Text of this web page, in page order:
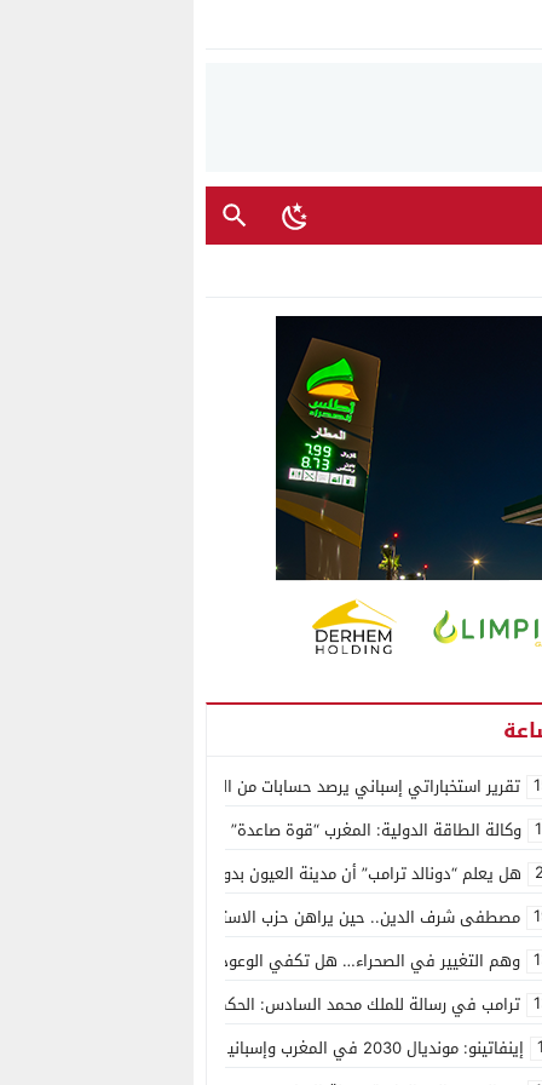
تقرير استخباراتي إسباني يرصد حسابات من الجزائر وأرقاما بـ”213+” ضمن حملة رقمية منظمة حرّضت على اقتحام سبتة
وكالة الطاقة الدولية: المغرب “قوة صاعدة” في سوق المعادن الاستراتيجية
هل يعلم “دونالد ترامب” أن مدينة العيون بدون ماء؟
مصطفى شرف الدين.. حين يراهن حزب الاستقلال على الكفاءة ويمنح الشباب
وهم التغيير في الصحراء… هل تكفي الوعود الفارغة لصناعة الواقع؟
ترامب في رسالة للملك محمد السادس: الحكم الذاتي هو الأساس الوحيد لحل
إينفاتينو: مونديال 2030 في المغرب وإسبانيا والبرتغال سيكون “الأجمل في التاريخ”